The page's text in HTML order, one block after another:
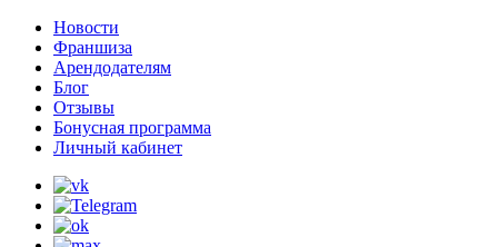
Новости
Франшиза
Арендодателям
Блог
Отзывы
Бонусная программа
Личный кабинет